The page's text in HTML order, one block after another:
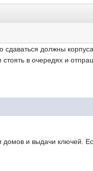
сдаваться должны
в очередях и
домов и выдачи ключей.